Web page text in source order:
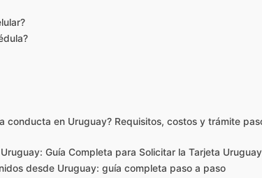
conducta en Uruguay? Requisitos, costos y trámite
Guía Completa para Solicitar la Tarjeta
desde Uruguay: guía completa paso a paso